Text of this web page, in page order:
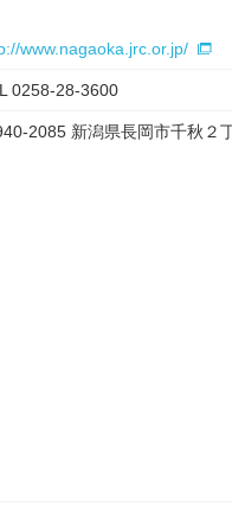
www.nagaoka.jrc.or.jp/
0258-28-3600
2085 新潟県長岡市千秋２